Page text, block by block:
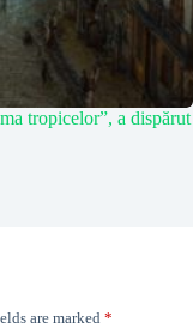
tropicelor”, a dispărut
are marked *